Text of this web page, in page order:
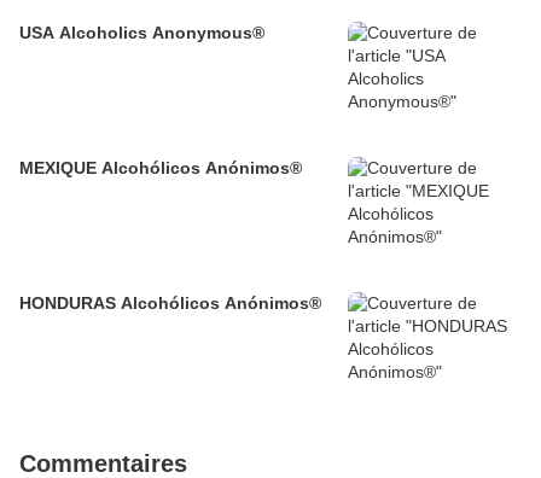
USA Alcoholics Anonymous®
MEXIQUE Alcohólicos Anónimos®
HONDURAS Alcohólicos Anónimos®
Commentaires